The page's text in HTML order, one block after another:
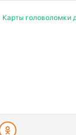
Карты головоломки